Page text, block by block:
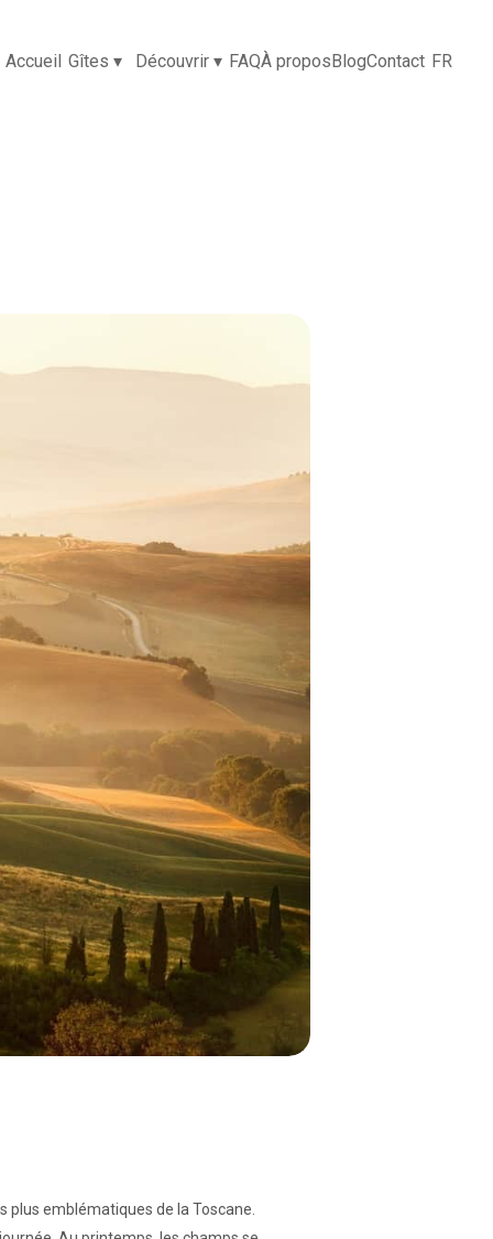
Accueil Gîtes ▾ Découvrir ▾ FAQÀ proposBlogContact FR
plus emblématiques de la Toscane.